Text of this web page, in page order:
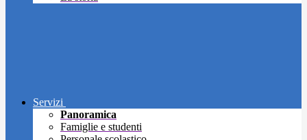
Servizi
Panoramica
Famiglie e studenti